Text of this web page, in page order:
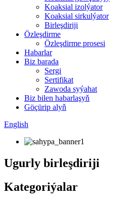
Koaksial izolýator
Koaksial sirkulýator
Birleşdiriji
Özleşdirme
Özleşdirme prosesi
Habarlar
Biz barada
Sergi
Sertifikat
Zawoda syýahat
Biz bilen habarlaşyň
Göçürip alyň
English
Ugurly birleşdiriji
Kategoriýalar